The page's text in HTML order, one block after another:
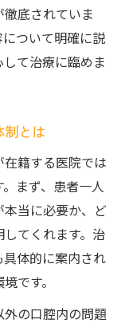
底されていま
ついて明確に説
て治療に臨めま
とは
籍する医院では
まず、患者一人
当に必要か、ど
てくれます。治
体的に案内され
です。
の口腔内の問題